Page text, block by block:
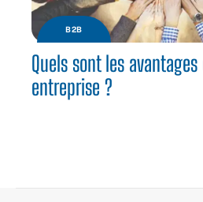
B2B
Quels sont les
entreprise ?